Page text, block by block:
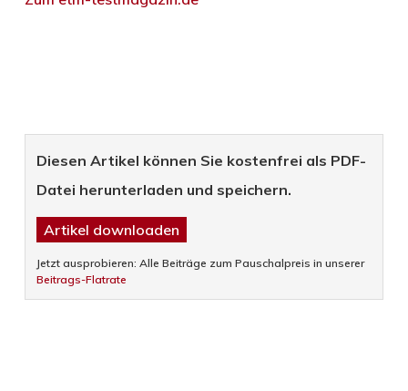
Diesen Artikel können Sie kostenfrei als PDF-
Datei herunterladen und speichern.
Artikel downloaden
Jetzt ausprobieren: Alle Beiträge zum Pauschalpreis in unserer
Beitrags-Flatrate